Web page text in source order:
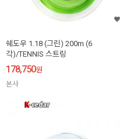
쉐도우 1.18 (그린) 200m (6
각)/TENNIS 스트링
178,750원
본사